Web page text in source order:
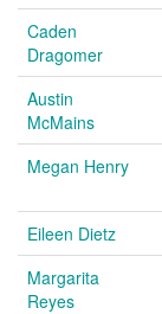
Caden
Dragomer
Austin
McMains
Megan Henry
Eileen Dietz
Margarita
Reyes